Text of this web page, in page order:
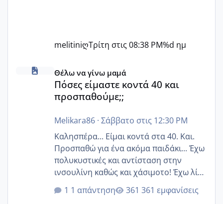
melitiniღΤρίτη στις 08:38 PM%d ημ
Πόσες είμαστε κοντά 40 και προσπαθούμε;;
Θέλω να γίνω μαμά
Πόσες είμαστε κοντά 40 και
προσπαθούμε;;
Melikara86· Σάββατο στις 12:30 PM
Καλησπέρα... Είμαι κοντά στα 40. Και.
Προσπαθώ για ένα ακόμα παιδάκι... Έχω
πολυκυστικές και αντίσταση στην
ινσουλίνη καθώς και χάσιμοτο! Έχω λίγα
κιλά παραπάνω και όσο κ αν προσπαθώ
δεν χάνω εύκολα! Προσπαθώ για ακόμη
1 απάντηση 361 εμφανίσεις